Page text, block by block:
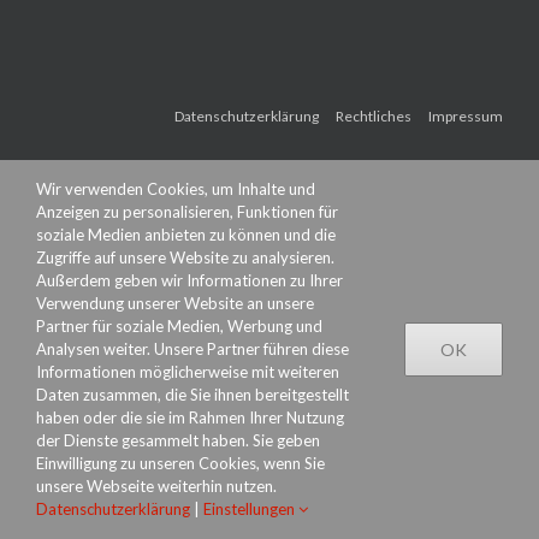
Datenschutzerklärung Rechtliches Impressum
Wir verwenden Cookies, um Inhalte und
Anzeigen zu personalisieren, Funktionen für
soziale Medien anbieten zu können und die
Zugriffe auf unsere Website zu analysieren.
Außerdem geben wir Informationen zu Ihrer
Verwendung unserer Website an unsere
Partner für soziale Medien, Werbung und
Analysen weiter. Unsere Partner führen diese
Informationen möglicherweise mit weiteren
Daten zusammen, die Sie ihnen bereitgestellt
haben oder die sie im Rahmen Ihrer Nutzung
der Dienste gesammelt haben. Sie geben
Einwilligung zu unseren Cookies, wenn Sie
unsere Webseite weiterhin nutzen.
Datenschutzerklärung
Einstellungen
OK